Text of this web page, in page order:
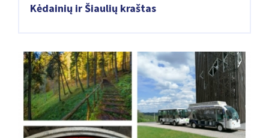
Kėdainių ir Šiaulių kraštas